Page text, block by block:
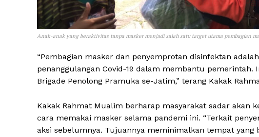
Anak-anak yang beraktivitas tanpa masker menjadi salah satu target utama pembagian
“Pembagian masker dan penyemprotan disinfektan
penanggulangan Covid-19 dalam membantu pemerintah.
Brigade Penolong Pramuka se-Jatim,” terang Kakak
Kakak Rahmat Mualim berharap masyarakat sadar akan
cara memakai masker selama pandemi ini. “Terkait
aksi sebelumnya. Tujuannya meminimalkan tempat yang